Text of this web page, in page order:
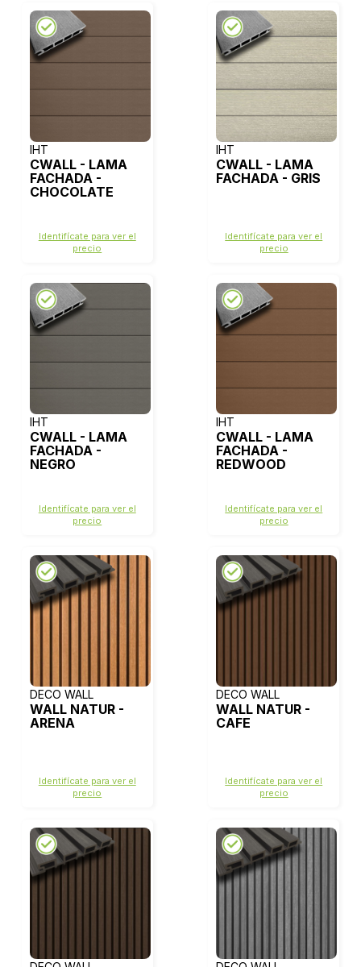
IHT
CWALL - LAMA
FACHADA -
CHOCOLATE
Identifícate para ver el
precio
IHT
CWALL - LAMA
FACHADA - GRIS
Identifícate para ver el
precio
IHT
CWALL - LAMA
FACHADA -
NEGRO
Identifícate para ver el
precio
IHT
CWALL - LAMA
FACHADA -
REDWOOD
Identifícate para ver el
precio
DECO WALL
WALL NATUR -
ARENA
Identifícate para ver el
precio
DECO WALL
WALL NATUR -
CAFE
Identifícate para ver el
precio